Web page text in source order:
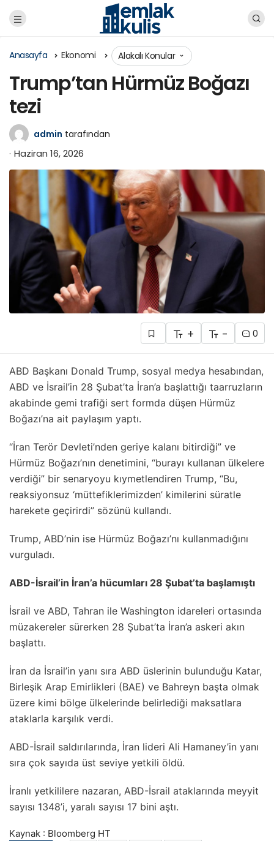
Anasayfa Ekonomi Alakalı Konular
Trump’tan Hürmüz Boğazı
tezi
admin tarafından
Haziran 16, 2026
+ - 0
ABD Başkanı Donald Trump, sosyal medya hesabından,
ABD ve İsrail’in 28 Şubat’ta İran’a başlattığı taarruzların
akabinde gemi trafiği sert formda düşen Hürmüz
Boğazı’na ait paylaşım yaptı.
“İran Terör Devleti’nden geriye kalanı bitirdiği” ve
Hürmüz Boğazı’nın denetimini, “burayı kullanan ülkelere
verdiği” bir senaryoyu kıymetlendiren Trump, “Bu,
reaksiyonsuz ‘müttefiklerimizden’ kimilerini süratle
harekete geçirirdi” sözünü kullandı.
Trump, ABD’nin ise Hürmüz Boğazı’nı kullanmadığını
vurguladı.
ABD-İsrail’in İran’a hücumları 28 Şubat’ta başlamıştı
İsrail ve ABD, Tahran ile Washington idareleri ortasında
müzakereler sürerken 28 Şubat’ta İran’a askeri akın
başlattı.
İran da İsrail’in yanı sıra ABD üslerinin bulunduğu Katar,
Birleşik Arap Emirlikleri (BAE) ve Bahreyn başta olmak
üzere kimi bölge ülkelerinde belirlediği maksatlara
ataklarla karşılık verdi.
ABD-İsrail saldırılarında, İran lideri Ali Hamaney’in yanı
sıra çok sayıda üst seviye yetkili öldü.
İranlı yetkililere nazaran, ABD-İsrail ataklarında meyyit
sayısı 1348’i, yaralı sayısı 17 bini aştı.
Kaynak : Bloomberg HT